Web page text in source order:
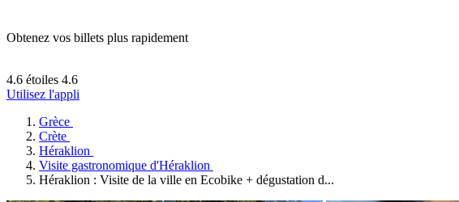
Obtenez vos billets plus rapidement
4.6 étoiles 4.6
Utilisez l'appli
Grèce
Crète
Héraklion
Visite gastronomique d'Héraklion
Héraklion : Visite de la ville en Ecobike + dégustation d...